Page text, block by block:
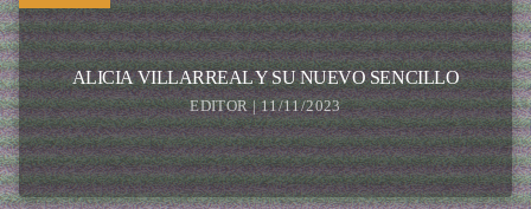
ALICIA VILLARREAL Y SU NUEVO SENCILLO
EDITOR | 11/11/2023